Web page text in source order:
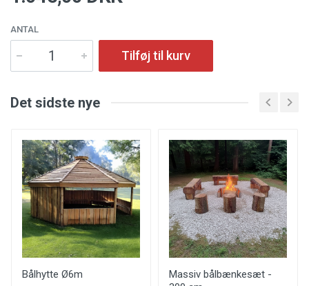
ANTAL
Tilføj til kurv
Det sidste nye
Bålhytte Ø6m
Massiv bålbænkesæt -